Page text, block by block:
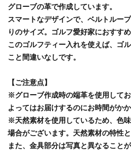
グローブの革で作成しています。
スマートなデザインで、ベルトルー
りのサイズ。ゴルフ愛好家におすすめ
このゴルフティー入れを使えば、ゴ
こと間違いなしです。
【ご注意点】
※グローブ作成時の端革を使用して
よってはお届けするのにお時間がか
※天然素材を使用しているため、色
場合がございます。天然素材の特性
また、金具部分は写真と異なること